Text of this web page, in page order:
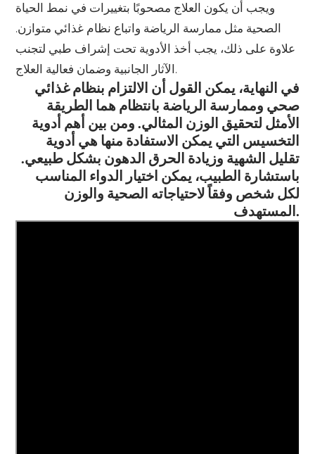
ويجب أن يكون العلاج مصحوبًا بتغييرات في نمط الحياة
الصحية مثل ممارسة الرياضة واتباع نظام غذائي متوازن.
علاوة على ذلك، يجب أخذ الأدوية تحت إشراف طبي لتجنب
الآثار الجانبية وضمان فعالية العلاج.
في النهاية، يمكن القول أن الالتزام بنظام غذائي
صحي وممارسة الرياضة بانتظام هما الطريقة
الأمثل لتحقيق الوزن المثالي. ومن بين أهم أدوية
التخسيس التي يمكن الاستفادة منها هي أدوية
تقليل الشهية وزيادة الحرق الدهون بشكل طبيعي.
باستشارة الطبيب، يمكن اختيار الدواء المناسب
لكل شخص وفقاً لاحتياجاته الصحية والوزن
المستهدف.